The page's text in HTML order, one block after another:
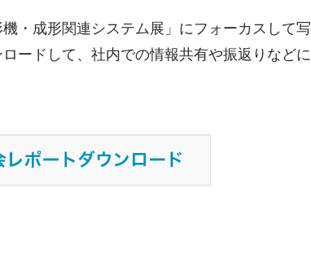
・成形関連システム展」にフォーカスして写
ードして、社内での情報共有や振返りなどに